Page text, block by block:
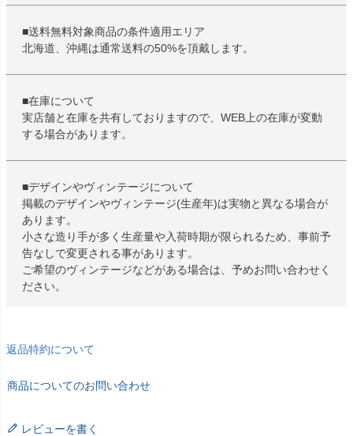
■送料無料対象商品の条件適用エリア
北海道、沖縄は通常送料の50%を頂戴します。
■在庫について
実店舗と在庫を共有しておりますので、WEB上の在庫が変動
する場合があります。
■デザインやヴィンテージについて
掲載のデザインやヴィンテージ(生産年)は実物と異なる場合が
あります。
小さな造り手が多く生産量や入荷時期が限られるため、事前予
告なしで変更される事があります。
ご希望のヴィンテージなどがある場合は、予めお問い合わせく
ださい。
返品特約について
商品についてのお問い合わせ
レビューを書く